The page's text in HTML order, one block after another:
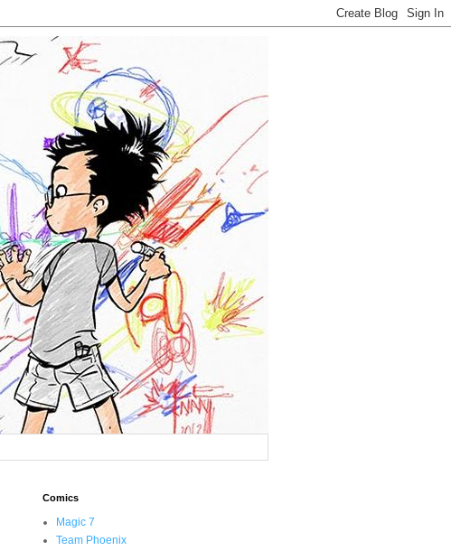
Comics
Magic 7
Team Phoenix